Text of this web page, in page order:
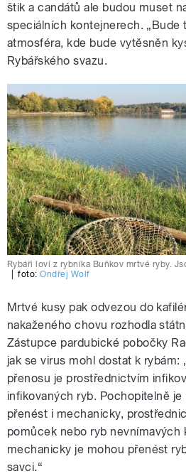
štik a candátů ale budou muset
speciálních kontejnerech. „Bude
atmosféra, kde bude vytěsněn
Rybářského svazu.
Rybáři loví z rybníka Buňkov mrtvé ryby.
foto:Ondřej Wolf
Mrtvé kusy pak odvezou do
nakaženého chovu rozhodla
Zástupce pardubické pobočky
jak se virus mohl dostat k rybám:
přenosu je prostřednictvím
infikovaných ryb. Pochopitelně
přenést i mechanicky,
pomůcek nebo ryb nevnímavých
mechanicky je mohou přenést
savci.“